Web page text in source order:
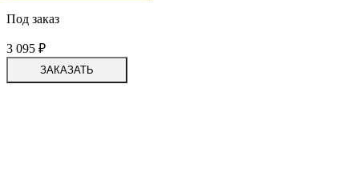
Под заказ
3 095 ₽
ЗАКАЗАТЬ